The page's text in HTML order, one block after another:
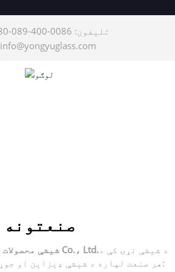
تلیفون: 0086-400-089-8280
info@yongyuglass.com
صنعتونه
Qinhuangdao Yongyu شیشې محصولات Co.، Ltd.د شیشې نړۍ کې د
هر صنعت لپاره د شیشې ډیزاین او جوړولو وړتیا لري لکه: